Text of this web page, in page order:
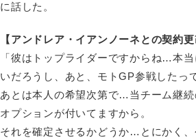
に話した。
【アンドレア・イアンノーネとの契約更
「彼はトップライダーですからね…本
いだろうし、あと、モトGP参戦したっ
あとは本人の希望次第で…当チーム継
オプションが付いてますから。
それを確定させるかどうか…とにかく、